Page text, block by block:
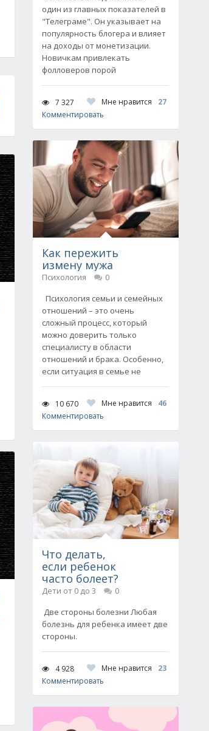
один из главных показателей в
"Телеграме". Он указывает на
популярность блогера и влияет
на доходы от монетизации.
Новичкам привлекать
фолловеров порой
7 327 Мне нравится
27
Комментировать
Как пережить
измену мужа
Психология
0
Психология семьи и семейных
отношений – это очень
сложный процесс, который
можно доверить только
специалисту в области
отношений и брака. Особенно,
если ситуация в семье не
10 670 Мне нравится
46
Комментировать
Что делать,
если ребенок
часто болеет?
Дети от 0 до 3
0
Две стороны болезни Любая
болезнь для ребенка имеет две
стороны.
4 928 Мне нравится
23
Комментировать